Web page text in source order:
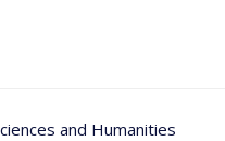
and Humanities